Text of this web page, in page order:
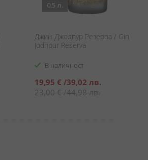
0.5 л.
Джин Джодпур Резерва / Gin
Jodhpur Reserva
В наличност
Специална
цена
19,95 € /39,02 лв.
23,00 €/44,98 лв.